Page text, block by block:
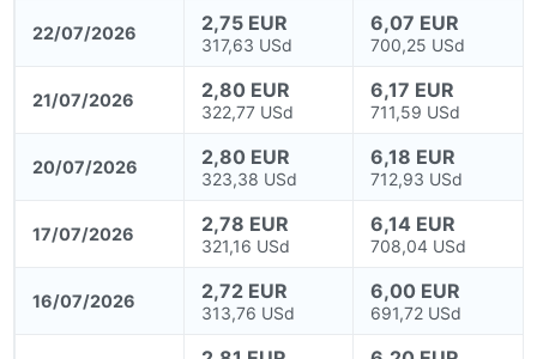
22/07/2026 2,75 EUR
317,63 USd
6,07 EUR
700,25 USd
21/07/2026 2,80 EUR
322,77 USd
6,17 EUR
711,59 USd
20/07/2026 2,80 EUR
323,38 USd
6,18 EUR
712,93 USd
17/07/2026 2,78 EUR
321,16 USd
6,14 EUR
708,04 USd
16/07/2026 2,72 EUR
313,76 USd
6,00 EUR
691,72 USd